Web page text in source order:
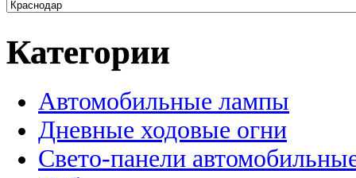
Категории
Автомобильные лампы
Дневные ходовые огни
Свето-панели